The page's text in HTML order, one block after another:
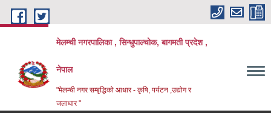
Skip to main content
मेलम्ची नगरपालिका , सिन्धुपाल्चोक, बागमती प्रदेश ,
नेपाल
"मेलम्ची नगर सम्बृद्धिको आधार - कृषि, पर्यटन ,उद्योग र
जलाधार "